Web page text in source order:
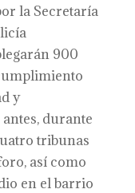
la Secretaría
900
y
durante
tribunas
así como
en el barrio